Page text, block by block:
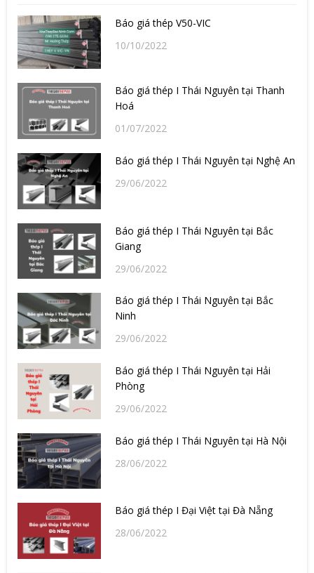
Báo giá thép V50-VIC
10/10/2022
Báo giá thép I Thái Nguyên tại Thanh
Hoá
01/07/2022
Báo giá thép I Thái Nguyên tại Nghệ An
29/06/2022
Báo giá thép I Thái Nguyên tại Bắc
Giang
29/06/2022
Báo giá thép I Thái Nguyên tại Bắc
Ninh
29/06/2022
Báo giá thép I Thái Nguyên tại Hải
Phòng
29/06/2022
Báo giá thép I Thái Nguyên tại Hà Nội
28/06/2022
Báo giá thép I Đại Việt tại Đà Nẵng
28/06/2022